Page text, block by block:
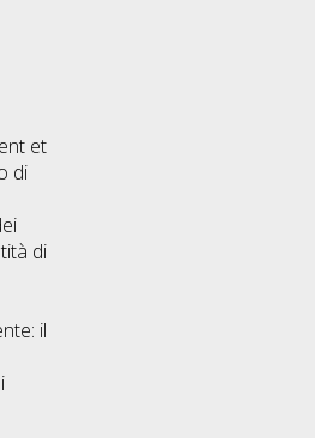
et
di
di
il